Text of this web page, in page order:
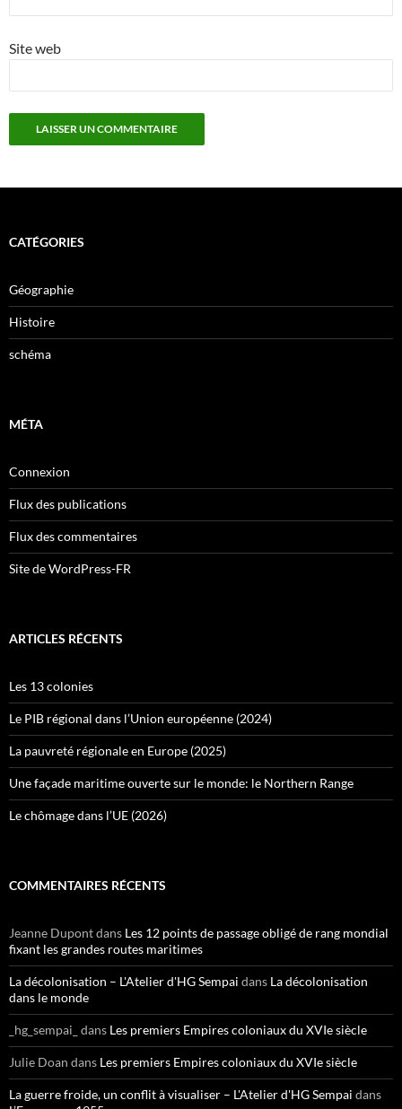
Site web
CATÉGORIES
Géographie
Histoire
schéma
MÉTA
Connexion
Flux des publications
Flux des commentaires
Site de WordPress-FR
ARTICLES RÉCENTS
Les 13 colonies
Le PIB régional dans l’Union européenne (2024)
La pauvreté régionale en Europe (2025)
Une façade maritime ouverte sur le monde: le Northern Range
Le chômage dans l’UE (2026)
COMMENTAIRES RÉCENTS
Jeanne Dupontdans Les 12 points de passage obligé de rang mondial
fixant les grandes routes maritimes
La décolonisation – L'Atelier d'HG Sempai dans La décolonisation
dans le monde
_hg_sempai_ dans Les premiers Empires coloniaux du XVIe siècle
Julie Doan dans Les premiers Empires coloniaux du XVIe siècle
La guerre froide, un conflit à visualiser – L'Atelier d'HG Sempai dans